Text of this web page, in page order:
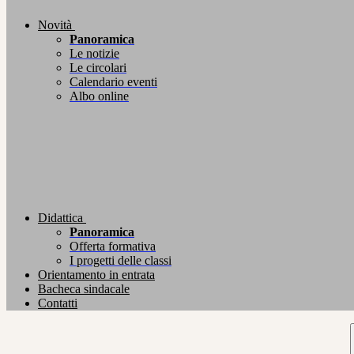
Novità
Panoramica
Le notizie
Le circolari
Calendario eventi
Albo online
Didattica
Panoramica
Offerta formativa
I progetti delle classi
Orientamento in entrata
Bacheca sindacale
Contatti